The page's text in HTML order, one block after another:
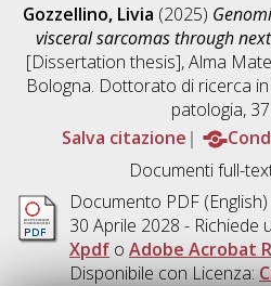
Gozzellino, Livia (2025)
visceral sarcomas through
[Dissertation thesis], Alma
Bologna. Dottorato di ricerca in
patologia,
Salva citazione
Documenti full-
Documento PDF
30 Aprile 2028 - Richiede
Xpdfo Adobe Acrobat
Disponibile con Licenza: